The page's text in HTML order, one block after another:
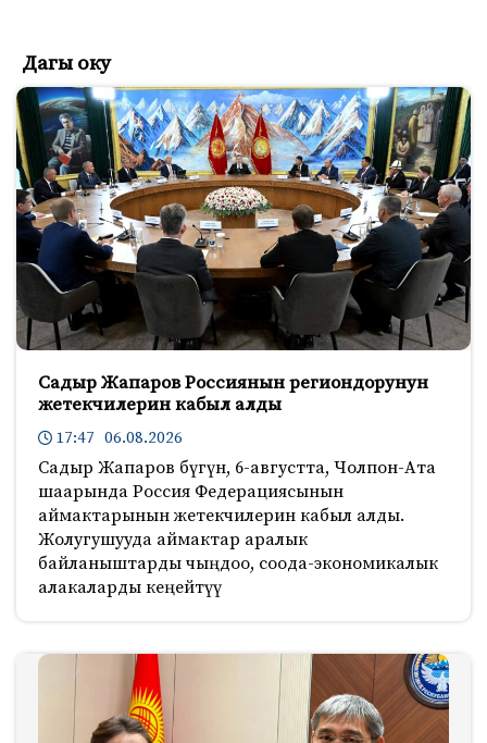
Дагы оку
Садыр Жапаров Россиянын региондорунун
жетекчилерин кабыл алды
17:47 06.08.2026
Садыр Жапаров бүгүн, 6-августта, Чолпон-Ата
шаарында Россия Федерациясынын
аймактарынын жетекчилерин кабыл алды.
Жолугушууда аймактар аралык
байланыштарды чыңдоо, соода-экономикалык
алакаларды кеңейтүү